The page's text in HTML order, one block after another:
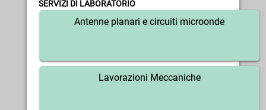
SERVIZI DI LABORATORIO
Antenne planari e circuiti microonde
Lavorazioni Meccaniche